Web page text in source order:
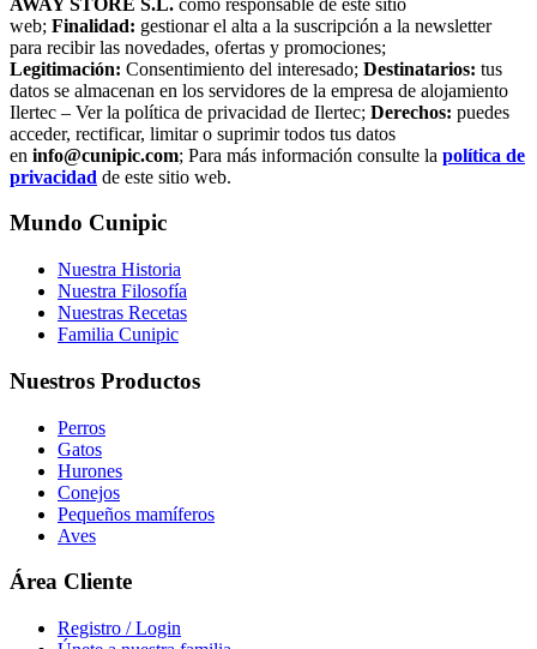
web; Finalidad: gestionar el alta a la suscripción a la newsletter
para recibir las novedades, ofertas y promociones;
Legitimación: Consentimiento del interesado; Destinatarios: tus
datos se almacenan en los servidores de la empresa de alojamiento
Ilertec – Ver la política de privacidad de Ilertec; Derechos: puedes
acceder, rectificar, limitar o suprimir todos tus datos
en info@cunipic.com; Para más información consulte la política de
privacidad de este sitio web.
Mundo Cunipic
Nuestra Historia
Nuestra Filosofía
Nuestras Recetas
Familia Cunipic
Nuestros Productos
Perros
Gatos
Hurones
Conejos
Pequeños mamíferos
Aves
Área Cliente
Registro / Login